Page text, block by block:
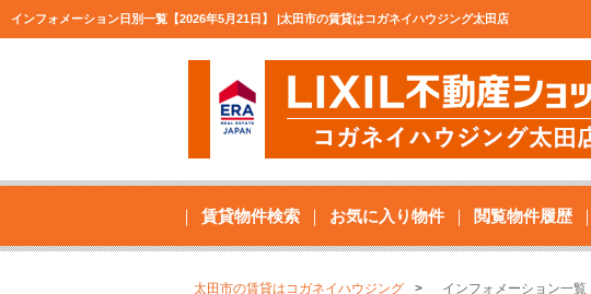
インフォメーション日別一覧【2026年5月21日】 |太田市の賃貸はコガネイハウジング太田店
賃貸物件検索 お気に入り物件 閲覧物件履歴
太田市の賃貸はコガネイハウジング インフォメーション一覧